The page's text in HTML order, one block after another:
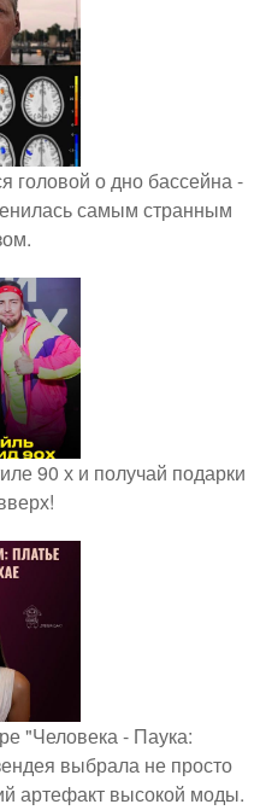
головой о дно бассейна -
самым странным
90 х и получай подарки
"Человека - Паука:
выбрала не просто
артефакт высокой моды.